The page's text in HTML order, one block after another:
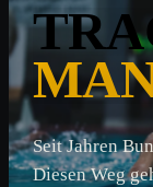
Seit Jahren
Diesen Weg